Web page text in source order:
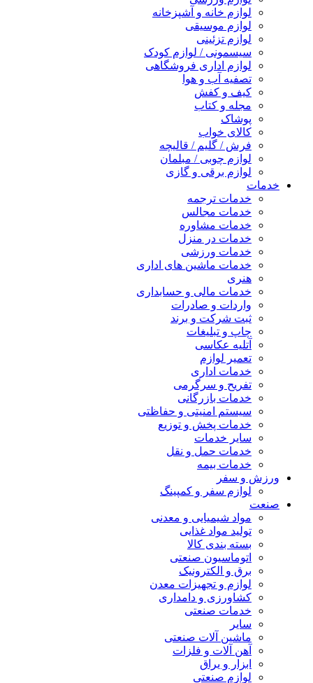
لوازم خانه و آشپزخانه
لوازم موسیقی
لوازم تزئینی
سیسمونی / لوازم کودک
لوازم اداری فروشگاهی
تصفیه آب و هوا
کیف و کفش
مجله و کتاب
پوشاک
کالای خواب
فرش / گلیم / قالیچه
لوازم چوبی / مبلمان
لوازم برقی و گازی
خدمات
خدمات ترجمه
خدمات مجالس
خدمات مشاوره
خدمات در منزل
خدمات ورزشی
خدمات ماشین های اداری
هنری
خدمات مالی و حسابداری
واردات و صادرات
ثبت شرکت و برند
چاپ و تبلیغات
آتلیه عکاسی
تعمیر لوازم
خدمات اداری
تفریح و سرگرمی
خدمات بازرگانی
سیستم امنیتی و حفاظتی
خدمات پخش و توزیع
سایر خدمات
خدمات حمل و نقل
خدمات بیمه
ورزش و سفر
لوازم سفر و کمپینگ
صنعت
مواد شیمیایی و معدنی
تولید مواد غذایی
بسته بندی کالا
اتوماسیون صنعتی
برق و الکترونیک
لوازم و تجهیزات معدن
کشاورزی و دامداری
خدمات صنعتی
سایر
ماشین آلات صنعتی
آهن آلات و فلزات
ابزار و یراق
لوازم صنعتی